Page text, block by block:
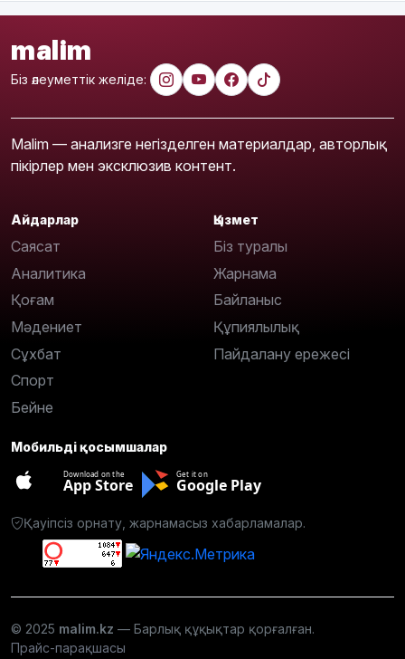
malim
Біз әлеуметтік желіде:
Malim — анализге негізделген материалдар, авторлық
пікірлер мен эксклюзив контент.
Айдарлар
Саясат
Аналитика
Қоғам
Мәдениет
Сұхбат
Спорт
Бейне
Қызмет
Біз туралы
Жарнама
Байланыс
Құпиялылық
Пайдалану ережесі
Мобильді қосымшалар
Download on the
App Store
Get it on
Google Play
Қауіпсіз орнату, жарнамасыз хабарламалар.
© 2025 malim.kz — Барлық құқықтар қорғалған.
Прайс-парақшасы